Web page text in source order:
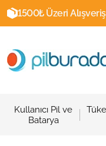
1500₺ Üzeri
Kullanıcı Pil ve
Batarya